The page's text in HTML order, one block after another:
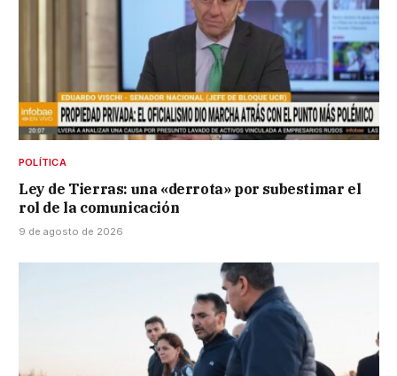
POLÍTICA
Ley de Tierras: una «derrota» por subestimar el
rol de la comunicación
9 de agosto de 2026